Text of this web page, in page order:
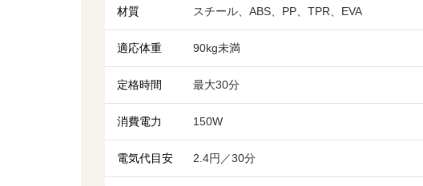
材質 スチール、ABS、PP、TPR、EVA
適応体重 90kg未満
定格時間 最大30分
消費電力 150W
電気代目安 2.4円／30分